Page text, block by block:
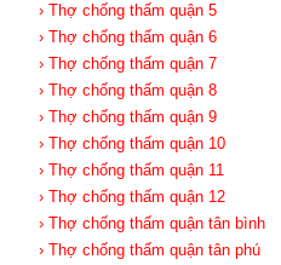
› Thợ chống thấm quận 5
› Thợ chống thấm quận 6
› Thợ chống thấm quận 7
› Thợ chống thấm quận 8
› Thợ chống thấm quận 9
› Thợ chống thấm quận 10
› Thợ chống thấm quận 11
› Thợ chống thấm quận 12
› Thợ chống thấm quận tân bình
› Thợ chống thấm quận tân phú